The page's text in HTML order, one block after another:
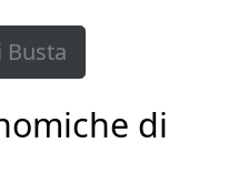
Busta
di